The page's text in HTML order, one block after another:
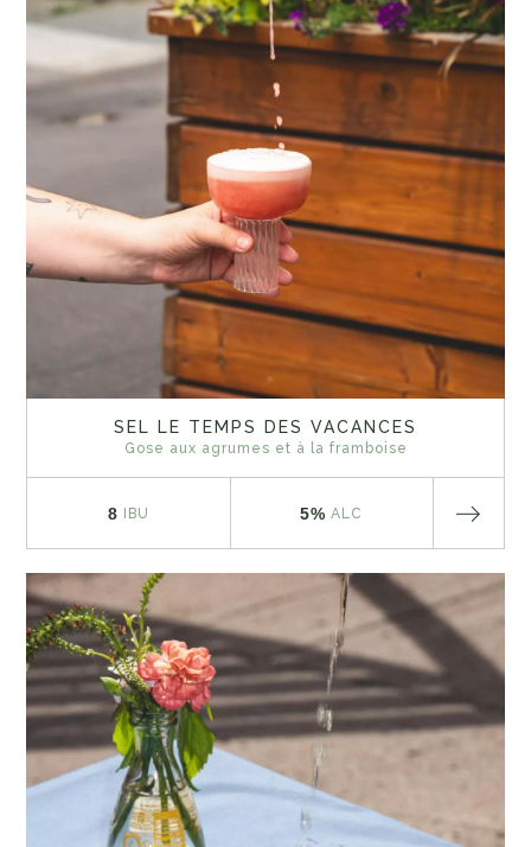
SEL LE TEMPS DES VACANCES
Gose aux agrumes et à la framboise
8 IBU 5% ALC